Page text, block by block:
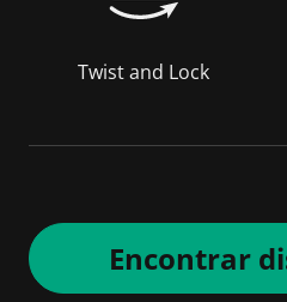
Twist and Lock
Encontrar